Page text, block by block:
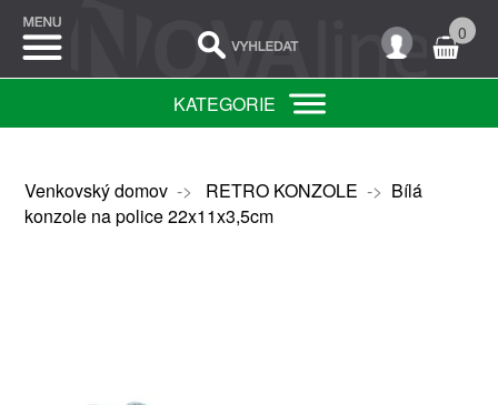
0
KATEGORIE
Venkovský domov-> RETRO KONZOLE -> Bílá
konzole na police 22x11x3,5cm